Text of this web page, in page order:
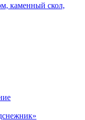
каменный скол,